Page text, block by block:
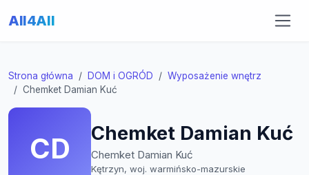
All4All
Strona główna DOM i OGRÓD
Wyposażenie wnętrz
Chemket Damian Kuć
CD Chemket Damian Kuć
Chemket Damian Kuć
Kętrzyn, woj. warmińsko-mazurskie